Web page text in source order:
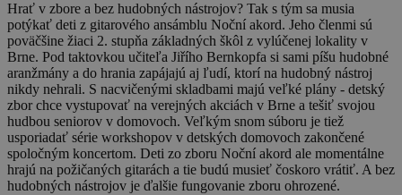
Hrať v zbore a bez hudobných nástrojov? Tak s tým sa musia
potýkať deti z gitarového ansámblu Noční akord. Jeho členmi sú
poväčšine žiaci 2. stupňa základných škôl z vylúčenej lokality v
Brne. Pod taktovkou učiteľa Jiřího Bernkopfa si sami píšu hudobné
aranžmány a do hrania zapájajú aj ľudí, ktorí na hudobný nástroj
nikdy nehrali. S nacvičenými skladbami majú veľké plány - detský
zbor chce vystupovať na verejných akciách v Brne a tešiť svojou
hudbou seniorov v domovoch. Veľkým snom súboru je tiež
usporiadať série workshopov v detských domovoch zakončené
spoločným koncertom. Deti zo zboru Noční akord ale momentálne
hrajú na požičaných gitarách a tie budú musieť čoskoro vrátiť. A bez
hudobných nástrojov je ďalšie fungovanie zboru ohrozené.